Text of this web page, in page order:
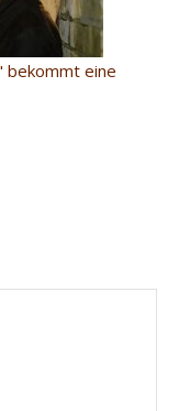
bekommt eine